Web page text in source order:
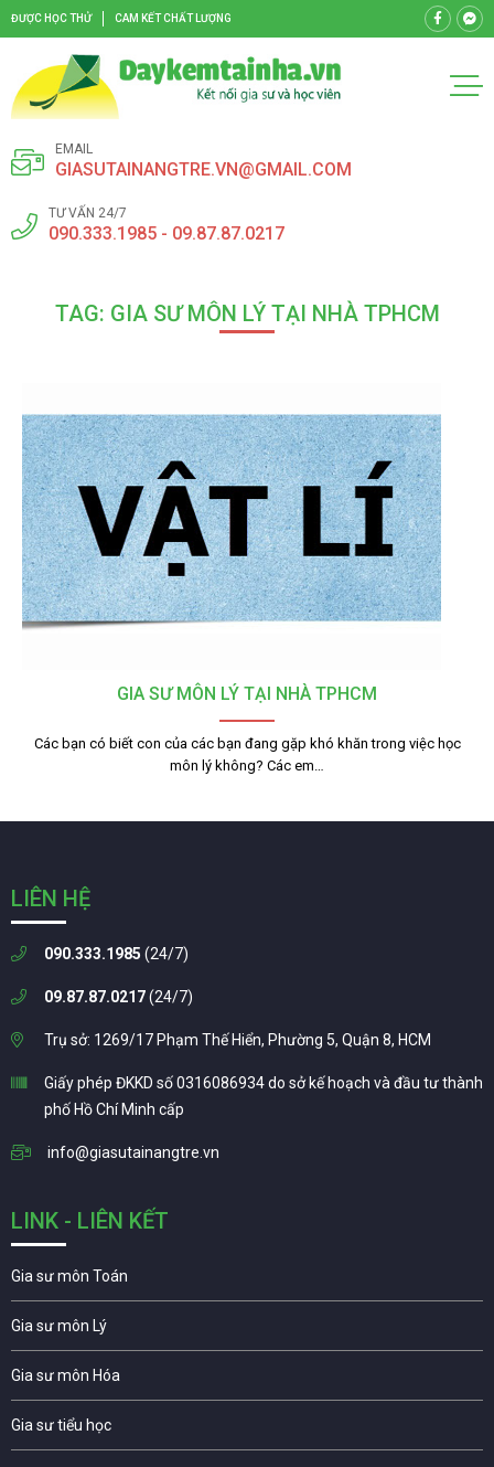
ĐƯỢC HỌC THỬ CAM KẾT CHẤT LƯỢNG
EMAIL
GIASUTAINANGTRE.VN@GMAIL.COM
TƯ VẤN 24/7
090.333.1985 - 09.87.87.0217
TAG: GIA SƯ MÔN LÝ TẠI NHÀ TPHCM
GIA SƯ MÔN LÝ TẠI NHÀ TPHCM
Các bạn có biết con của các bạn đang gặp khó khăn trong việc học
môn lý không? Các em…
LIÊN HỆ
090.333.1985 (24/7)
09.87.87.0217(24/7)
Trụ sở: 1269/17 Phạm Thế Hiển, Phường 5, Quận 8, HCM
Giấy phép ĐKKD số 0316086934 do sở kế hoạch và đầu tư thành
phố Hồ Chí Minh cấp
info@giasutainangtre.vn
LINK - LIÊN KẾT
Gia sư môn Toán
Gia sư môn Lý
Gia sư môn Hóa
Gia sư tiểu học